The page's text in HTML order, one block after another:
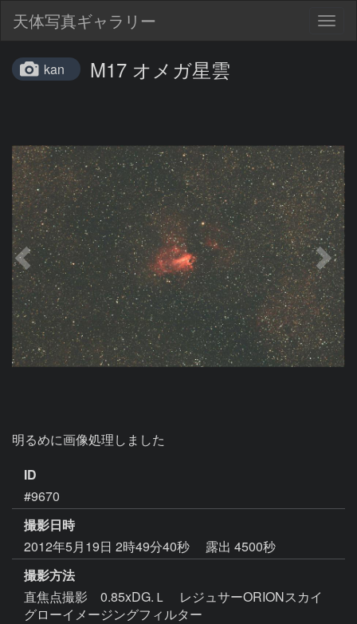
天体写真ギャラリー
kan M17 オメガ星雲
明るめに画像処理しました
ID
#9670
撮影日時
2012年5月19日 2時49分40秒
露出 4500秒
撮影方法
直焦点撮影 0.85xDG.Ｌ レジュサーORIONスカイ
グローイメージングフィルター